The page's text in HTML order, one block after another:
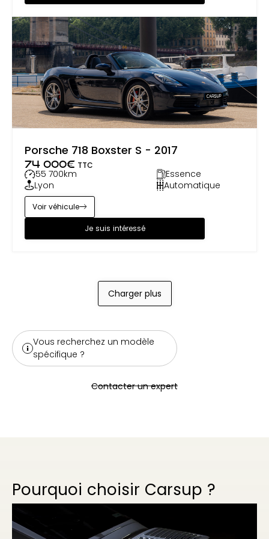
Porsche 718 Boxster S - 2017
74 000€ TTC
55 700km
Essence
Lyon
Automatique
Je suis intéressé
Voir véhicule
Charger plus
Vous recherchez un modèle
spécifique ?
Contacter un expert
Pourquoi choisir Carsup ?